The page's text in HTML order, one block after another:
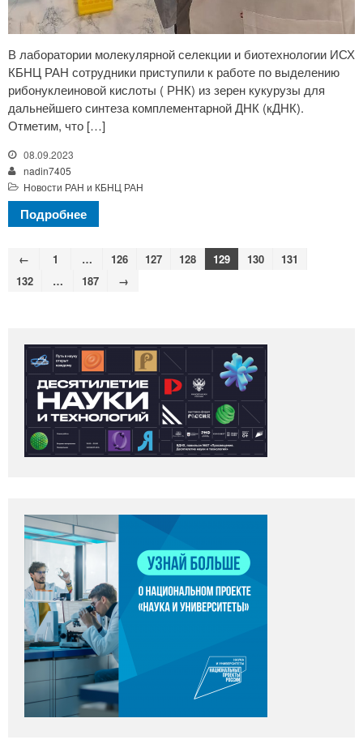
В лаборатории молекулярной селекции и биотехнологии ИСХ
КБНЦ РАН сотрудники приступили к работе по выделению
рибонуклеиновой кислоты ( РНК) из зерен кукурузы для
дальнейшего синтеза комплементарной ДНК (кДНК).
Отметим, что […]
08.09.2023
nadin7405
Новости РАН и КБНЦ РАН
Подробнее
← 1 … 126 127 128 129 130
131
132
… 187 →